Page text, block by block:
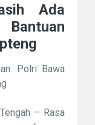
Ada
Bantuan
Polri Bawa
– Rasa